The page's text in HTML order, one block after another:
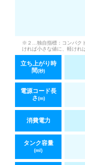
※２…独自指標：コンパク
ければ小さな値に、軽けれ
立ち上がり時
間(秒)
電源コード長
さ (m)
消費電力
タンク容量
(ml)